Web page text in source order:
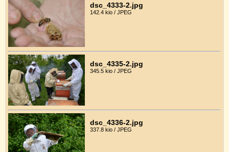
dsc_4333-2.jpg
142.4 kio / JPEG
dsc_4335-2.jpg
345.5 kio / JPEG
dsc_4336-2.jpg
337.8 kio / JPEG